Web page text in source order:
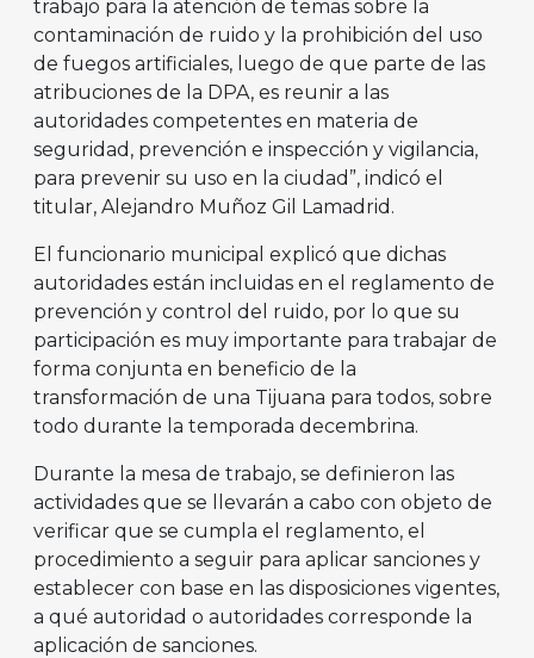
trabajo para la atención de temas sobre la
contaminación de ruido y la prohibición del uso
de fuegos artificiales, luego de que parte de las
atribuciones de la DPA, es reunir a las
autoridades competentes en materia de
seguridad, prevención e inspección y vigilancia,
para prevenir su uso en la ciudad”, indicó el
titular, Alejandro Muñoz Gil Lamadrid.
El funcionario municipal explicó que dichas
autoridades están incluidas en el reglamento de
prevención y control del ruido, por lo que su
participación es muy importante para trabajar de
forma conjunta en beneficio de la
transformación de una Tijuana para todos, sobre
todo durante la temporada decembrina.
Durante la mesa de trabajo, se definieron las
actividades que se llevarán a cabo con objeto de
verificar que se cumpla el reglamento, el
procedimiento a seguir para aplicar sanciones y
establecer con base en las disposiciones vigentes,
a qué autoridad o autoridades corresponde la
aplicación de sanciones.